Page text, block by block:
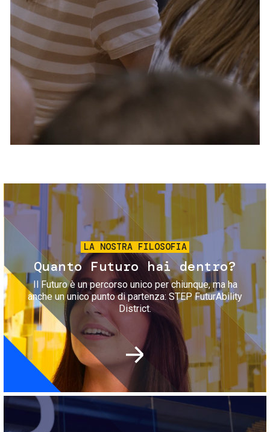
Servizi e accessibilità
Contatti
FAQ
Biglietti
Immagine
LA NOSTRA FILOSOFIA
Quanto Futuro hai dentro?
Il Futuro è un percorso unico per chiunque, ma ha
anche un unico punto di partenza: STEP FuturAbility
District.
Immagine